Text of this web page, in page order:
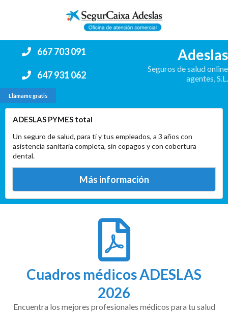
667 703 091
647 931 062
Llámame gratis
Adeslas
Seguros de salud online
agentes, S.L.
ADESLAS PYMES total
Un seguro de salud, para ti y tus empleados, a 3 años con
asistencia sanitaria completa, sin copagos y con cobertura
dental.
Más información
Cuadros médicos ADESLAS
2026
Encuentra los mejores profesionales médicos para tu salud